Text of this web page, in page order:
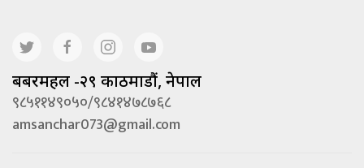
बबरमहल -२९ काठमाडौं, नेपाल
९८५११४९०५०/९८४१४७८७६८
amsanchar073@gmail.com